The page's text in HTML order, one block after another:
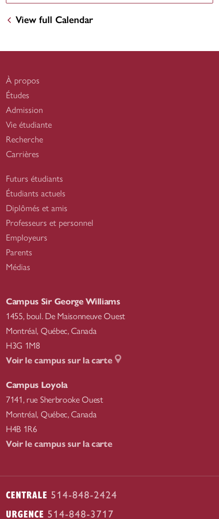
View full Calendar
À propos
Études
Admission
Vie étudiante
Recherche
Carrières
Futurs étudiants
Étudiants actuels
Diplômés et amis
Professeurs et personnel
Employeurs
Parents
Médias
Campus Sir George Williams
1455, boul. De Maisonneuve Ouest
Montréal, Québec, Canada
H3G 1M8
Voir le campus sur la carte
Campus Loyola
7141, rue Sherbrooke Ouest
Montréal, Québec, Canada
H4B 1R6
Voir le campus sur la carte
CENTRALE 514-848-2424
URGENCE 514-848-3717